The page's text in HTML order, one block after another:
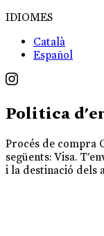
IDIOMES
Català
Español
Politica
Procés de compra
següents: Visa.
i la destinació dels